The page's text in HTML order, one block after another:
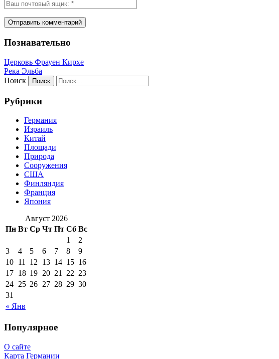
Познавательно
Церковь Фрауен Кирхе
Река Эльба
Поиск
Рубрики
Германия
Израиль
Китай
Площади
Природа
Сооружения
США
Финляндия
Франция
Япония
Август 2026
Пн Вт Ср Чт Пт Сб Вс
« Янв
1
2
3
4 5 6 7 8
9
10 11 12 13 14 15 16
17 18 19 20 21 22 23
24 25 26 27 28 29 30
31
Популярное
О сайте
Карта Германии